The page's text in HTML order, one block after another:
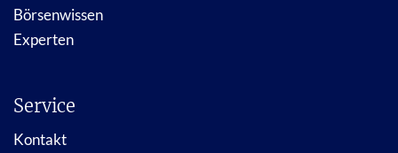
Börsenwissen
Experten
Service
Kontakt